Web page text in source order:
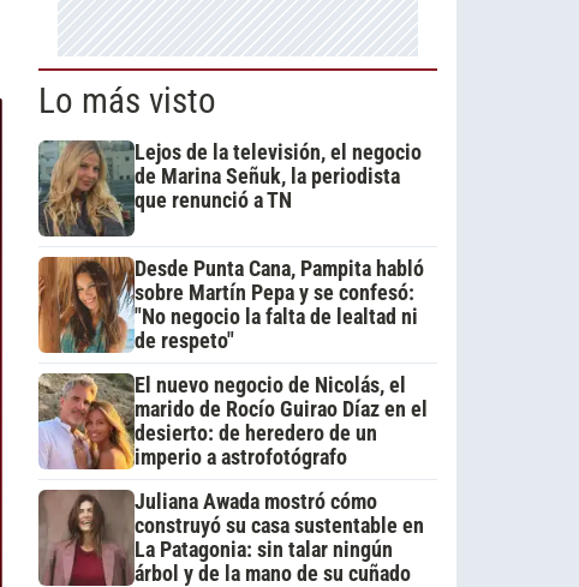
Lo más visto
Lejos de la televisión, el negocio
de Marina Señuk, la periodista
que renunció a TN
Desde Punta Cana, Pampita habló
sobre Martín Pepa y se confesó:
"No negocio la falta de lealtad ni
de respeto"
El nuevo negocio de Nicolás, el
marido de Rocío Guirao Díaz en el
desierto: de heredero de un
imperio a astrofotógrafo
Juliana Awada mostró cómo
construyó su casa sustentable en
La Patagonia: sin talar ningún
árbol y de la mano de su cuñado